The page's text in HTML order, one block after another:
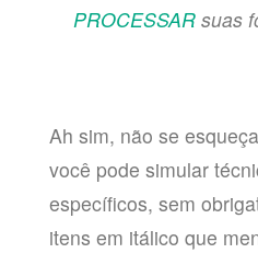
PROCESSAR suas
Ah sim, não se
você pode simular
específicos, sem
itens em itálico que